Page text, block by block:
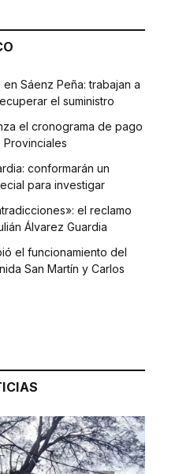
Sáenz Peña: trabajan a
el suministro
el cronograma de pago
Provinciales
conformarán un
para investigar
el reclamo
Álvarez Guardia
el funcionamiento del
San Martín y Carlos